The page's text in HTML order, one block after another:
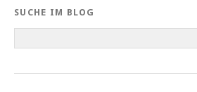
SUCHE IM BLOG